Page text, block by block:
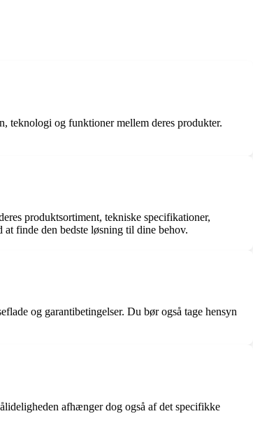
teknologi og funktioner mellem deres produkter.
produktsortiment, tekniske specifikationer,
finde den bedste løsning til dine behov.
og garantibetingelser. Du bør også tage hensyn
afhænger dog også af det specifikke